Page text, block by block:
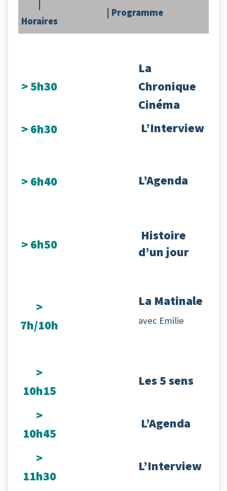
Horaires
| Programme
> 5h30
La
Chronique
Cinéma
> 6h30
L’Interview
> 6h40 L’Agenda
> 6h50
Histoire
d’un jour
>
7h/10h
La Matinale
avec Emilie
>
10h15
Les 5 sens
>
10h45
L’Agenda
>
11h30
L’Interview